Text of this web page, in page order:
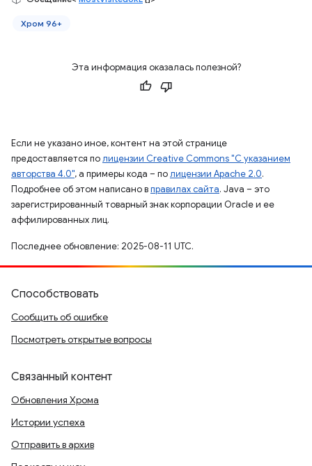
Хром 96+
Эта информация оказалась полезной?
Если не указано иное, контент на этой странице
предоставляется полицензии Creative Commons "С указанием
авторства 4.0", а примеры кода – полицензии Apache 2.0.
Подробнее об этом написано вправилах сайта. Java – это
зарегистрированный товарный знак корпорации Oracle и ее
аффилированных лиц.
Последнее обновление: 2025-08-11 UTC.
Способствовать
Сообщить об ошибке
Посмотреть открытые вопросы
Связанный контент
Обновления Хрома
Истории успеха
Отправить в архив